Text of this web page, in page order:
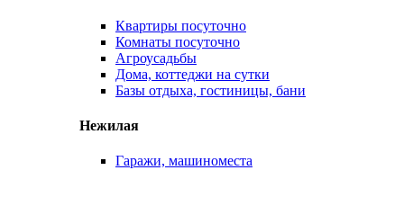
Квартиры посуточно
Комнаты посуточно
Агроусадьбы
Дома, коттеджи на сутки
Базы отдыха, гостиницы, бани
Нежилая
Гаражи, машиноместа